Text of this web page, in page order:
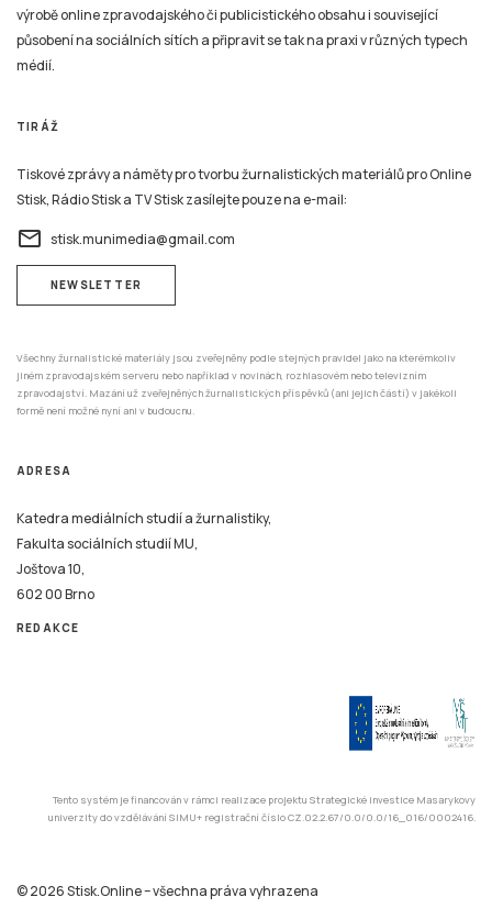
výrobě online zpravodajského či publicistického obsahu i související
působení na sociálních sítích a připravit se tak na praxi v různých typech
médií.
TIRÁŽ
Tiskové zprávy a náměty pro tvorbu žurnalistických materiálů pro Online
Stisk, Rádio Stisk a TV Stisk zasílejte pouze na e-mail:
email stisk.munimedia@gmail.com
NEWSLETTER
Všechny žurnalistické materiály jsou zveřejněny podle stejných pravidel jako na kterémkoliv
jiném zpravodajském serveru nebo například v novinách, rozhlasovém nebo televizním
zpravodajství. Mazání už zveřejněných žurnalistických příspěvků (ani jejich částí) v jakékoli
formě není možné nyní ani v budoucnu.
ADRESA
Katedra mediálních studií a žurnalistiky,
Fakulta sociálních studií MU,
Joštova 10,
602 00 Brno
REDAKCE
Tento systém je financován v rámci realizace projektu Strategické investice Masarykovy
univerzity do vzdělávání SIMU+ registrační číslo CZ.02.2.67/0.0/0.0/16_016/0002416.
© 2026 Stisk.Online – všechna práva vyhrazena